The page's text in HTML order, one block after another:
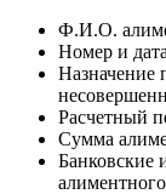
Ф.И.О.
Номер и
Назначение
Расчетный
Сумма
Банковские